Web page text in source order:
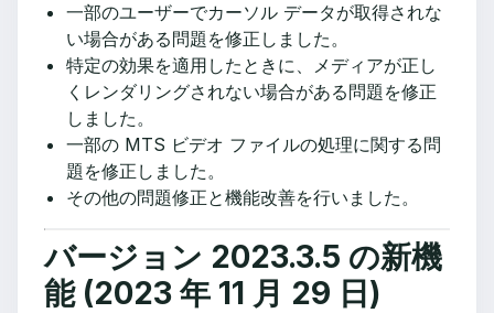
一部のユーザーでカーソル データが取得されな
い場合がある問題を修正しました。
特定の効果を適用したときに、メディアが正し
くレンダリングされない場合がある問題を修正
しました。
一部の MTS ビデオ ファイルの処理に関する問
題を修正しました。
その他の問題修正と機能改善を行いました。
バージョン 2023.3.5 の新機
能 (2023 年 11 月 29 日)